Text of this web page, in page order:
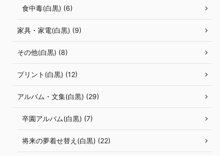
食中毒(白黒) (6)
家具・家電(白黒) (9)
その他(白黒) (8)
プリント(白黒) (12)
アルバム・文集(白黒) (29)
卒園アルバム(白黒) (7)
将来の夢着せ替え(白黒) (22)